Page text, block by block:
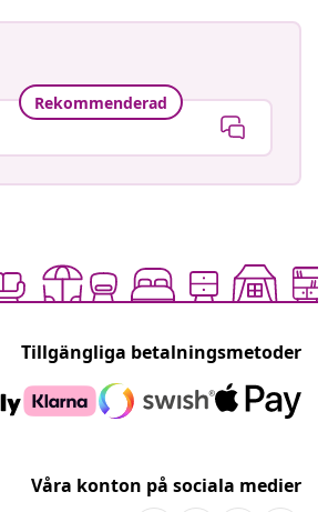
Rekommenderad
Tillgängliga betalningsmetoder
Våra konton på sociala medier